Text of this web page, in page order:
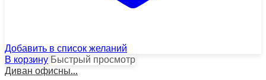
Добавить в список желаний
В корзину Быстрый просмотр
Диван офисны...